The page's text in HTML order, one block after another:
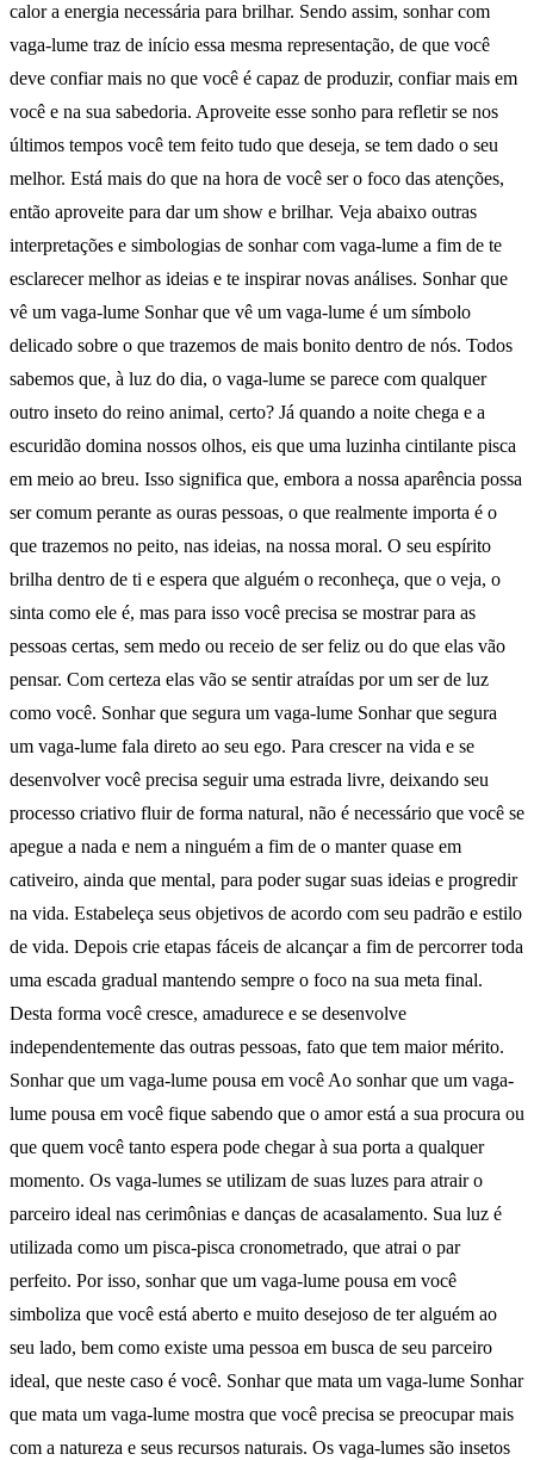
calor a energia necessária para brilhar. Sendo assim, sonhar com
vaga-lume traz de início essa mesma representação, de que você
deve confiar mais no que você é capaz de produzir, confiar mais em
você e na sua sabedoria. Aproveite esse sonho para refletir se nos
últimos tempos você tem feito tudo que deseja, se tem dado o seu
melhor. Está mais do que na hora de você ser o foco das atenções,
então aproveite para dar um show e brilhar. Veja abaixo outras
interpretações e simbologias de sonhar com vaga-lume a fim de te
esclarecer melhor as ideias e te inspirar novas análises. Sonhar que
vê um vaga-lume Sonhar que vê um vaga-lume é um símbolo
delicado sobre o que trazemos de mais bonito dentro de nós. Todos
sabemos que, à luz do dia, o vaga-lume se parece com qualquer
outro inseto do reino animal, certo? Já quando a noite chega e a
escuridão domina nossos olhos, eis que uma luzinha cintilante pisca
em meio ao breu. Isso significa que, embora a nossa aparência possa
ser comum perante as ouras pessoas, o que realmente importa é o
que trazemos no peito, nas ideias, na nossa moral. O seu espírito
brilha dentro de ti e espera que alguém o reconheça, que o veja, o
sinta como ele é, mas para isso você precisa se mostrar para as
pessoas certas, sem medo ou receio de ser feliz ou do que elas vão
pensar. Com certeza elas vão se sentir atraídas por um ser de luz
como você. Sonhar que segura um vaga-lume Sonhar que segura
um vaga-lume fala direto ao seu ego. Para crescer na vida e se
desenvolver você precisa seguir uma estrada livre, deixando seu
processo criativo fluir de forma natural, não é necessário que você se
apegue a nada e nem a ninguém a fim de o manter quase em
cativeiro, ainda que mental, para poder sugar suas ideias e progredir
na vida. Estabeleça seus objetivos de acordo com seu padrão e estilo
de vida. Depois crie etapas fáceis de alcançar a fim de percorrer toda
uma escada gradual mantendo sempre o foco na sua meta final.
Desta forma você cresce, amadurece e se desenvolve
independentemente das outras pessoas, fato que tem maior mérito.
Sonhar que um vaga-lume pousa em você Ao sonhar que um vaga-
lume pousa em você fique sabendo que o amor está a sua procura ou
que quem você tanto espera pode chegar à sua porta a qualquer
momento. Os vaga-lumes se utilizam de suas luzes para atrair o
parceiro ideal nas cerimônias e danças de acasalamento. Sua luz é
utilizada como um pisca-pisca cronometrado, que atrai o par
perfeito. Por isso, sonhar que um vaga-lume pousa em você
simboliza que você está aberto e muito desejoso de ter alguém ao
seu lado, bem como existe uma pessoa em busca de seu parceiro
ideal, que neste caso é você. Sonhar que mata um vaga-lume Sonhar
que mata um vaga-lume mostra que você precisa se preocupar mais
com a natureza e seus recursos naturais. Os vaga-lumes são insetos